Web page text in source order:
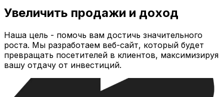
Увеличить продажи и доход
Наша цель - помочь вам достичь значительного
роста. Мы разработаем веб-сайт, который будет
превращать посетителей в клиентов, максимизируя
вашу отдачу от инвестиций.